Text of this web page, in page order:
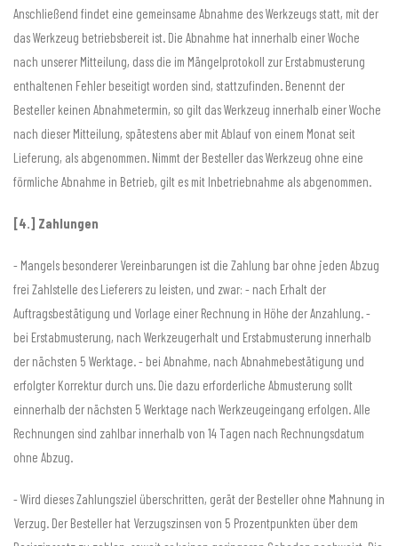
Anschließend findet eine gemeinsame Abnahme des Werkzeugs statt, mit der
das Werkzeug betriebsbereit ist. Die Abnahme hat innerhalb einer Woche
nach unserer Mitteilung, dass die im Mängelprotokoll zur Erstabmusterung
enthaltenen Fehler beseitigt worden sind, stattzufinden. Benennt der
Besteller keinen Abnahmetermin, so gilt das Werkzeug innerhalb einer Woche
nach dieser Mitteilung, spätestens aber mit Ablauf von einem Monat seit
Lieferung, als abgenommen. Nimmt der Besteller das Werkzeug ohne eine
förmliche Abnahme in Betrieb, gilt es mit Inbetriebnahme als abgenommen.
[4.] Zahlungen
- Mangels besonderer Vereinbarungen ist die Zahlung bar ohne jeden Abzug
frei Zahlstelle des Lieferers zu leisten, und zwar: - nach Erhalt der
Auftragsbestätigung und Vorlage einer Rechnung in Höhe der Anzahlung. -
bei Erstabmusterung, nach Werkzeugerhalt und Erstabmusterung innerhalb
der nächsten 5 Werktage. - bei Abnahme, nach Abnahmebestätigung und
erfolgter Korrektur durch uns. Die dazu erforderliche Abmusterung sollt
einnerhalb der nächsten 5 Werktage nach Werkzeugeingang erfolgen. Alle
Rechnungen sind zahlbar innerhalb von 14 Tagen nach Rechnungsdatum
ohne Abzug.
- Wird dieses Zahlungsziel überschritten, gerät der Besteller ohne Mahnung in
Verzug. Der Besteller hat Verzugszinsen von 5 Prozentpunkten über dem